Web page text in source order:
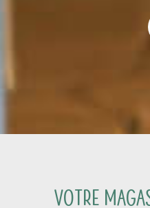
Votre